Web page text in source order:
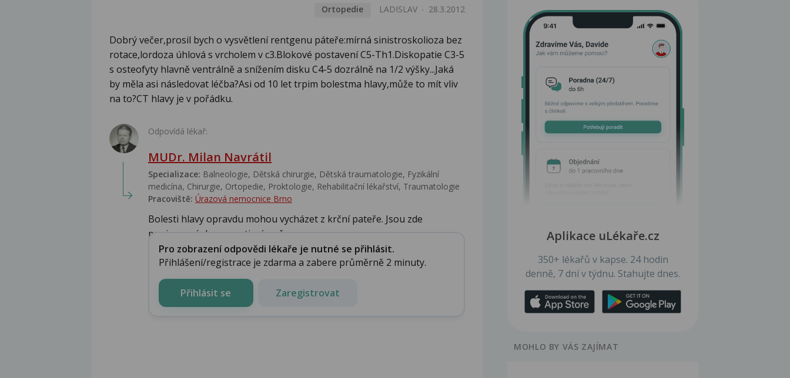
Ortopedie LADISLAV 28.3.2012
Dobrý večer,prosil bych o vysvětlení rentgenu páteře:mírná sinistroskolioza bez
rotace,lordoza úhlová s vrcholem v c3.Blokové postavení C5-Th1.Diskopatie C3-5
s osteofyty hlavně ventrálně a snížením disku C4-5 dozrálně na 1/2 výšky...Jaká
by měla asi následovat léčba?Asi od 10 let trpim bolestma hlavy,může to mít vliv
na to?CT hlavy je v pořádku.
Odpovídá lékař:
MUDr. Milan Navrátil
Specializace: Balneologie, Dětská chirurgie, Dětská traumatologie, Fyzikální
medicína, Chirurgie, Ortopedie, Proktologie, Rehabilitační lékařství‎, Traumatologie
Pracoviště: Úrazová nemocnice Brno
Bolesti hlavy opravdu mohou vycházet z krční pateře. Jsou zde
popisované degenerativní změny...
Pro zobrazení odpovědi lékaře je nutné se přihlásit.
Přihlášení/registrace je zdarma a zabere průměrně 2 minuty.
Přihlásit se Zaregistrovat
Aplikace uLékaře.cz
350+ lékařů v kapse. 24 hodin
denně, 7 dní v týdnu. Stahujte dnes.
MOHLO BY VÁS ZAJÍMAT